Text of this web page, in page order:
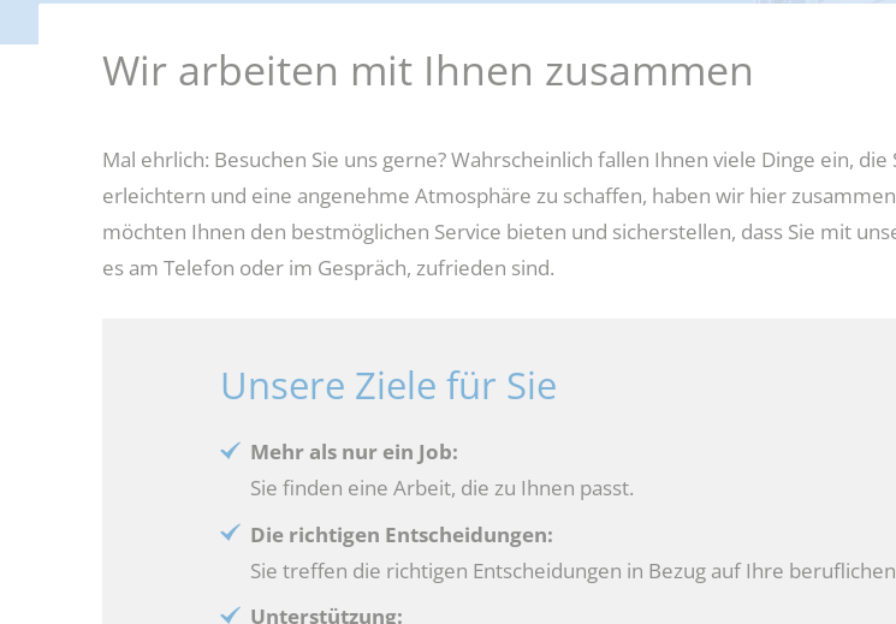
Weitere Fördermöglichkeiten
Erstausstattungen und Schulbücher
und TeilhabeWir arbeiten mit Ihnen zusammen
Mal ehrlich: Besuchen Sie uns gerne? Wahrscheinlich fallen Ihnen viele Dinge ein,
erleichtern und eine angenehme Atmosphäre zu schaffen, haben wir hier
möchten Ihnen den bestmöglichen Service bieten und sicherstellen, dass Sie mit
es am Telefon oder im Gespräch, zufrieden sind.
Unsere Ziele für Sie
Mehr als nur ein Job:
Sie finden eine Arbeit, die zu Ihnen passt.
Die richtigen Entscheidungen:
Sie treffen die richtigen Entscheidungen in Bezug auf Ihre
Unterstützung: